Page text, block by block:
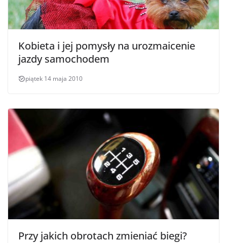
Kobieta i jej pomysły na urozmaicenie
jazdy samochodem
piątek 14 maja 2010
Przy jakich obrotach zmieniać biegi?